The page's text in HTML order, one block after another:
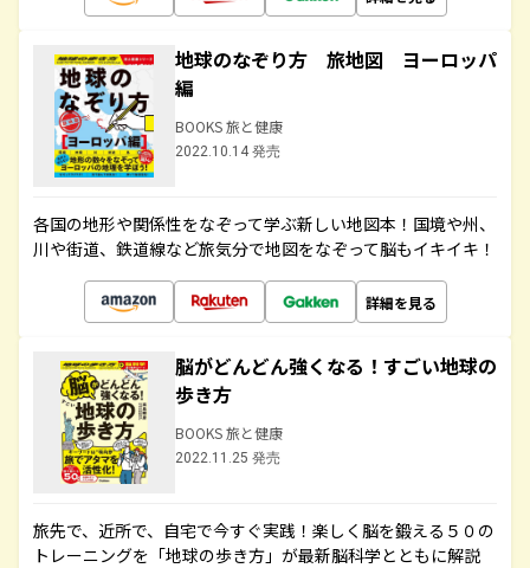
地球のなぞり方 旅地図 ヨーロッパ
編
BOOKS 旅と健康
2022.10.14 発売
各国の地形や関係性をなぞって学ぶ新しい地図本！国境や州、
川や街道、鉄道線など旅気分で地図をなぞって脳もイキイキ！
詳細を見る
脳がどんどん強くなる！すごい地球の
歩き方
BOOKS 旅と健康
2022.11.25 発売
旅先で、近所で、自宅で今すぐ実践！楽しく脳を鍛える５０の
トレーニングを「地球の歩き方」が最新脳科学とともに解説